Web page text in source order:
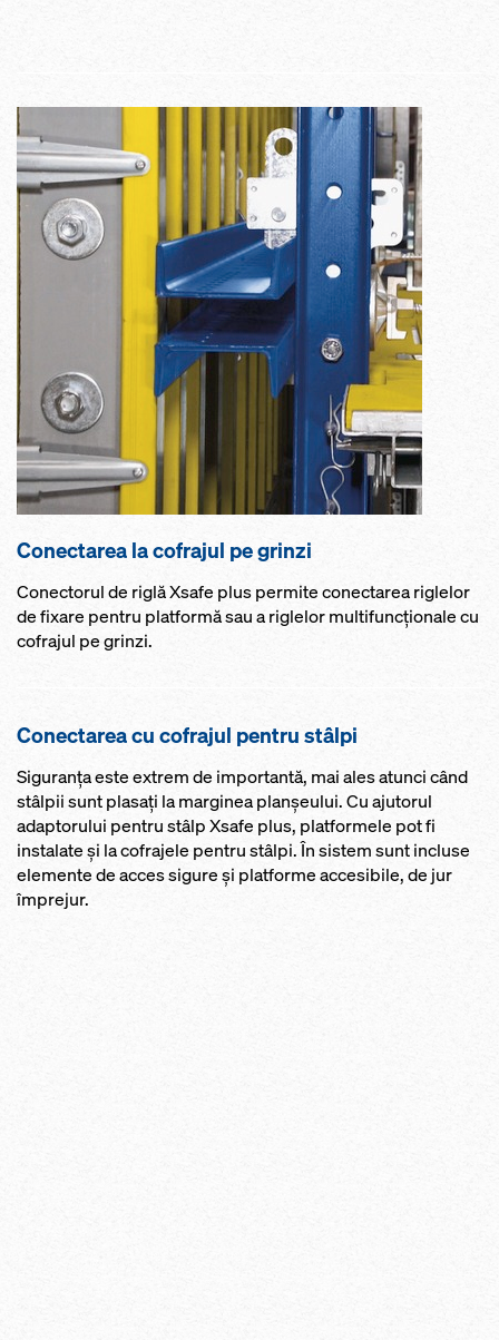
Conectarea la cofrajul pe grinzi
Conectorul de riglă Xsafe plus permite conectarea riglelor
de fixare pentru platformă sau a riglelor multifuncţionale cu
cofrajul pe grinzi.
Conectarea cu cofrajul pentru stâlpi
Siguranţa este extrem de importantă, mai ales atunci când
stâlpii sunt plasaţi la marginea planşeului. Cu ajutorul
adaptorului pentru stâlp Xsafe plus, platformele pot fi
instalate şi la cofrajele pentru stâlpi. În sistem sunt incluse
elemente de acces sigure şi platforme accesibile, de jur
împrejur.